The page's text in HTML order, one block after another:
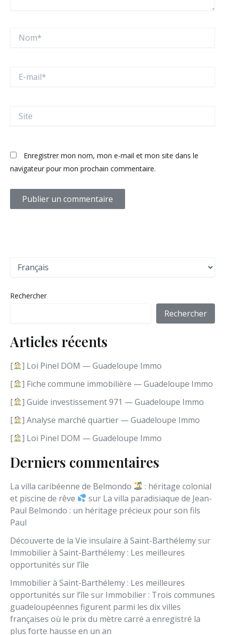
mail*
Enregistrer mon nom, mon e-mail et mon site dans le
navigateur pour mon prochain commentaire.
i
s
n
l
a
n
u
Rechercher
Rechercher
Articles récents
[
] Loi Pinel DOM — Guadeloupe Immo
[
] Fiche commune immobilière — Guadeloupe Immo
[
] Guide investissement 971 — Guadeloupe Immo
[
] Analyse marché quartier — Guadeloupe Immo
[
] Loi Pinel DOM — Guadeloupe Immo
Derniers commentaires
La villa caribéenne de Belmondo
: héritage colonial
et piscine de rêve
sur La villa paradisiaque de Jean-
Paul Belmondo : un héritage précieux pour son fils
Paul
Découverte de la Vie insulaire à Saint-Barthélemysur
Immobilier à Saint-Barthélemy : Les meilleures
opportunités sur l’île
Immobilier à Saint-Barthélemy : Les meilleures
opportunités sur l’île sur Immobilier : Trois communes
guadeloupéennes figurent parmi les dix villes
françaises où le prix du mètre carré a enregistré la
plus forte hausse en un an